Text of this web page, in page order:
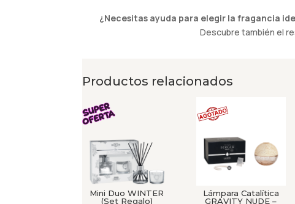
¿Necesitas ayuda para elegir la fragancia
Descubre también el
Productos relacionados
Mini Duo WINTER
(Set Regalo)
Lámpara Catalítica
GRAVITY NUDE –